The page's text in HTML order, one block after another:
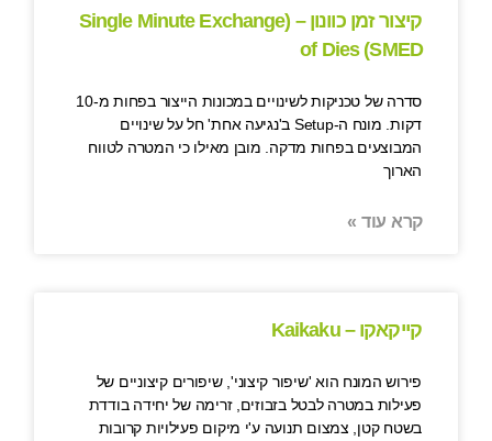
קיצור זמן כוונון – (Single Minute Exchange
of Dies (SMED
סדרה של טכניקות לשינויים במכונות הייצור בפחות מ-10
דקות. מונח ה-Setup ב'נגיעה אחת' חל על שינויים
המבוצעים בפחות מדקה. מובן מאילו כי המטרה לטווח
הארוך
קרא עוד »
קייקאקו – Kaikaku
פירוש המונח הוא 'שיפור קיצוני', שיפורים קיצוניים של
פעילות במטרה לבטל בזבוזים, זרימה של יחידה בודדת
בשטח קטן, צמצום תנועה ע'י מיקום פעילויות קרובות